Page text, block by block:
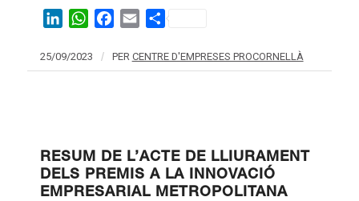
LinkedInWhatsAppFacebook
EmailShare
25/09/2023 / PER CENTRE D'EMPRESES PROCORNELLÀ
RESUM DE L’ACTE DE LLIURAMENT
DELS PREMIS A LA INNOVACIÓ
EMPRESARIAL METROPOLITANA